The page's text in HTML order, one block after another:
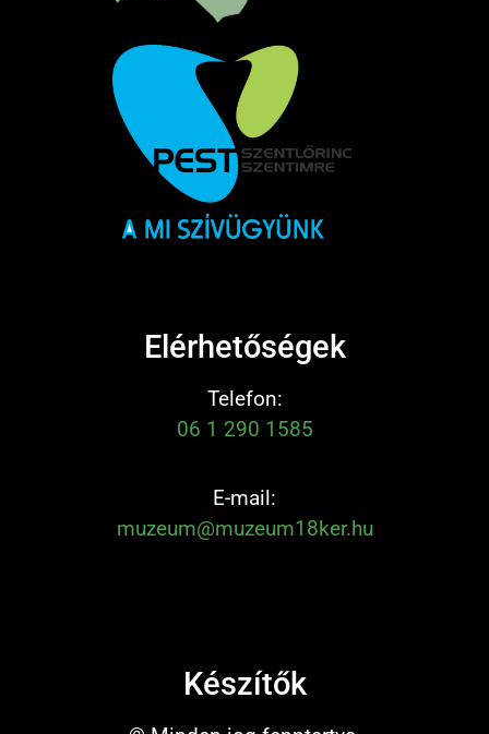
Elérhetőségek
Telefon:
06 1 290 1585
E-mail:
muzeum@muzeum18ker.hu
Készítők